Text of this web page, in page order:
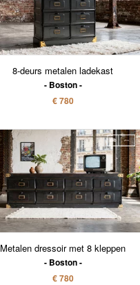
8-deurs metalen ladekast
Boston
€ 780
Metalen dressoir met 8 kleppen
Boston
€ 780